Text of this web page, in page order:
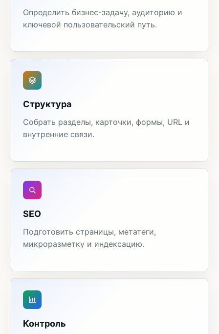
Определить бизнес-задачу, аудиторию и
ключевой пользовательский путь.
Структура
Собрать разделы, карточки, формы, URL и
внутренние связи.
SEO
Подготовить страницы, метатеги,
микроразметку и индексацию.
Контроль